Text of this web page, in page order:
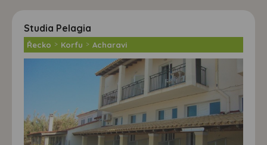
Studia Pelagia
Řecko > Korfu > Acharavi